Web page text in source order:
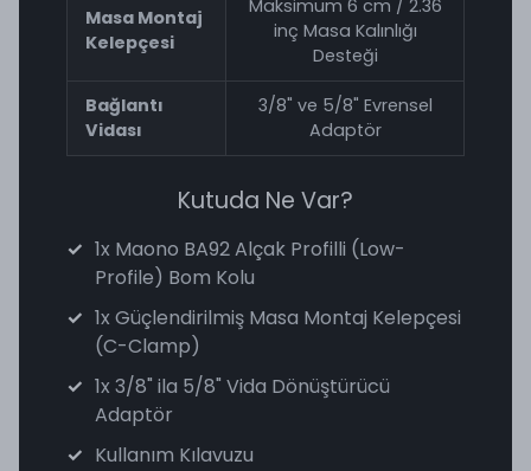
Masa Montaj
Kelepçesi
Maksimum 6 cm / 2.36
inç Masa Kalınlığı
Desteği
Bağlantı
Vidası
3/8" ve 5/8" Evrensel
Adaptör
Kutuda Ne Var?
1x Maono BA92 Alçak Profilli (Low-
Profile) Bom Kolu
1x Güçlendirilmiş Masa Montaj Kelepçesi
(C-Clamp)
1x 3/8" ila 5/8" Vida Dönüştürücü
Adaptör
Kullanım Kılavuzu